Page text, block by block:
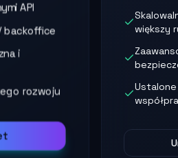
API
backoffice
i
rozwoju
większy
Ustalone